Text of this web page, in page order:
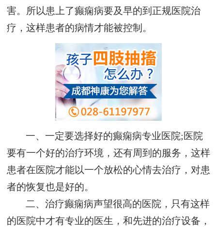
害。所以患上了癫痫病要及早的到正规医院治
疗，这样患者的病情才能被控制。
一、一定要选择好的癫痫病专业医院;医院
要有一个好的治疗环境，还有周到的服务，这样
患者在医院才能以一个放松的心情去治疗，对患
者的恢复也是好的。
二、治疗癫痫病声望很高的医院，只有这样
的医院中才有专业的医生，和先进的治疗设备，